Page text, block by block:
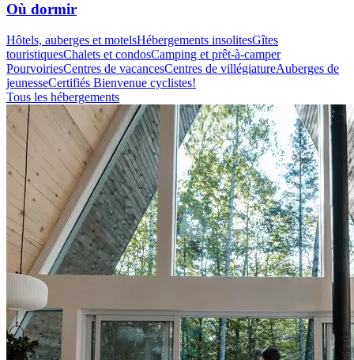
Où dormir
Hôtels, auberges et motelsHébergements insolitesGîtes
touristiquesChalets et condosCamping et prêt-à-camper
PourvoiriesCentres de vacancesCentres de villégiatureAuberges de
jeunesseCertifiés Bienvenue cyclistes!
Tous les hébergements